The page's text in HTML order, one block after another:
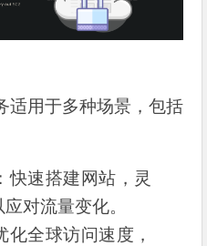
适用于多种场景，包括
：快速搭建网站，灵
对流量变化。
化全球访问速度，